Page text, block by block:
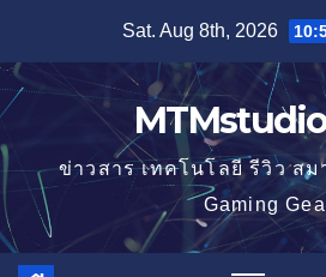
content
Sat. Aug 8th, 2026
ข่าวสาร เทคโนโลยี รีวิว ส
Gaming